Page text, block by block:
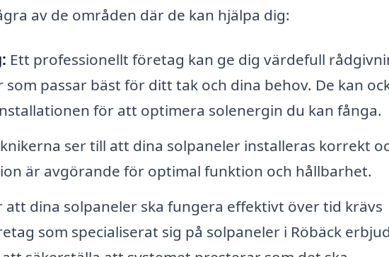
av de områden där de kan hjälpa dig:
Ett professionellt företag kan ge dig värdefull
passar bäst för ditt tak och dina behov. De kan
för att optimera solenergin du kan fånga.
ser till att dina solpaneler installeras korrekt
är avgörande för optimal funktion och hållbarhet.
att dina solpaneler ska fungera effektivt över tid krävs
som specialiserat sig på solpaneler i Röbäck